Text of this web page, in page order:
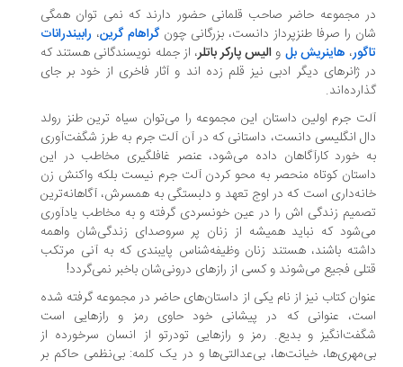
مجموعه حاضر صاحب قلمانی حضور دارند که نمی توان همگی
را صرفا طنزپرداز دانست‌، بزرگانی چونگراهام گرین، رابیندرانات
هاینریش بلوالیس پارکر باتلر، از جمله نویسندگانی هستند که
ژانرهای دیگر ادبی نیز قلم زده اند و آثار فاخری از خود بر جای
جرم اولین داستان این مجموعه را می‌توان سیاه ترین طنز رولد
انگلیسی دانست، داستانی که در آن آلت جرم به طرز شگفت‌آوری
خورد کارآگاهان داده می‌شود، عنصر غافلگیری مخاطب در این
کوتاه منحصر به محو کردن آلت جرم نیست بلکه واکنش زن
است که در اوج تعهد و دلبستگی به همسرش، آگاهانه‌ترین
زندگی اش را در عین خونسردی گرفته و به مخاطب یادآوری
که نباید همیشه از زنان پر سروصدای زندگی‌شان واهمه
باشند، هستند زنان وظیفه‌شناس پایبندی که به آنی مرتکب
فجیع می‌شوند و کسی از رازهای درونی‌شان باخبر نمی‌گردد!
کتاب نیز از نام یکی از داستان‌های حاضر در مجموعه گرفته شده
عنوانی که در پیشانی خود حاوی رمز و رازهایی است
و بدیع. رمز و رازهایی تودرتو از انسان سرخورده از
خیانت‌ها، بی‌عدالتی‌ها و در یک کلمه: بی‌نظمی حاکم بر